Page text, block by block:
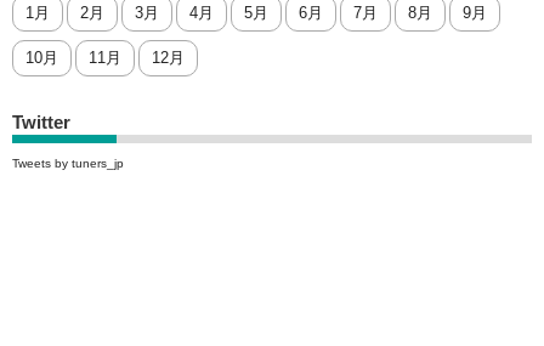
1月 2月 3月 4月 5月 6月 7月 8月 9月
10月 11月 12月
Twitter
Tweets by tuners_jp